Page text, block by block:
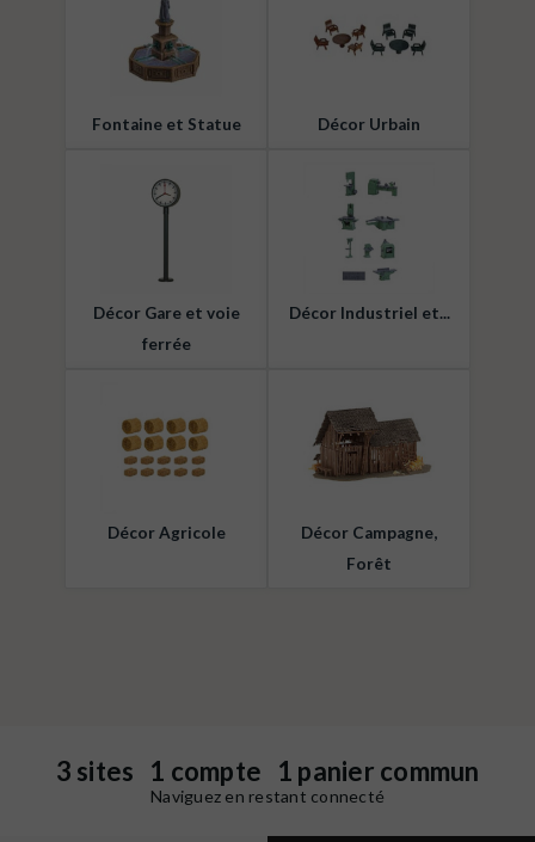
Fontaine et Statue Décor Urbain
Décor Gare et voie
ferrée
Décor Industriel et...
Décor Agricole
Décor Campagne,
Forêt
3 sites 1 compte 1 panier commun
Naviguez en restant connecté